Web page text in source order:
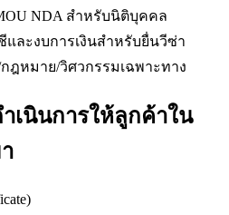
NDA สำหรับนิติบุคคล
และงบการเงินสำหรับยื่นวีซ่า
ฎหมาย/วิศวกรรมเฉพาะทาง
เนินการให้ลูกค้าใน